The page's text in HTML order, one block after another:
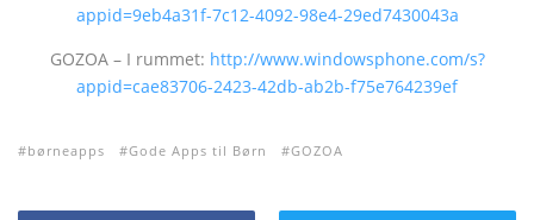
appid=9eb4a31f-7c12-4092-98e4-29ed7430043a
GOZOA – I rummet: http://www.windowsphone.com/s?
appid=cae83706-2423-42db-ab2b-f75e764239ef
børneapps Gode Apps til Børn GOZOA